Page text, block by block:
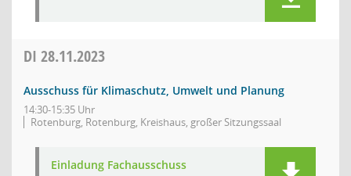
DI 28.11.2023
Ausschuss für Klimaschutz, Umwelt und Planung
14:30-15:35 Uhr
Rotenburg, Rotenburg, Kreishaus, großer Sitzungssaal
Einladung Fachausschuss